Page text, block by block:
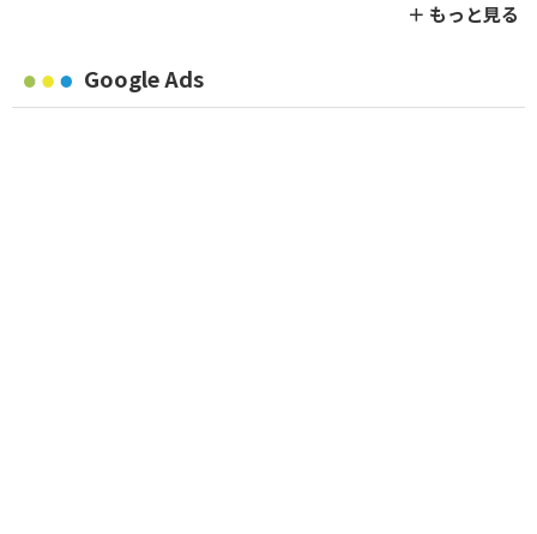
＋ もっと見る
Google Ads